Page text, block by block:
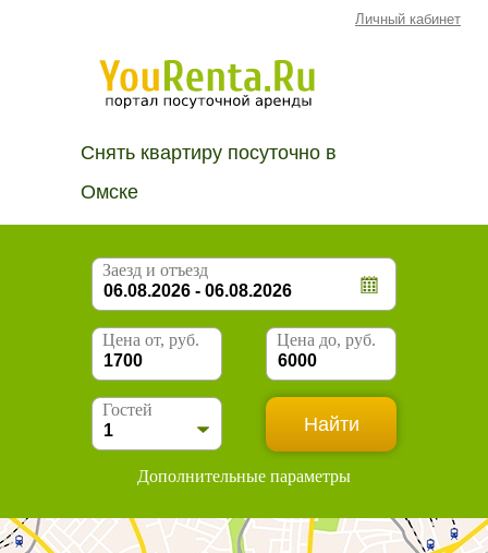
Личный кабинет
Снять квартиру посуточно в
Омске
Заезд и отъезд
Цена от, руб. Цена до, руб.
Гостей
Дополнительные параметры